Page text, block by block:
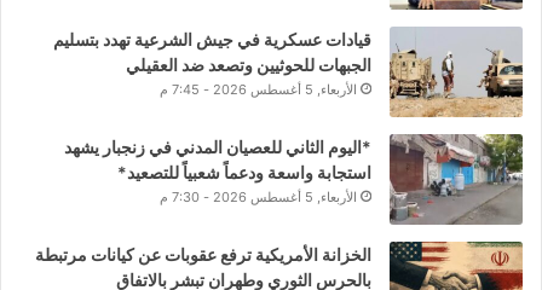
قيادات عسكرية في جيش الشرعية تهدد بتسليم
الجبهات للحوثيين وتصعد ضد العقيلي
الأربعاء, 5 أغسطس 2026 - 7:45 م
*اليوم الثاني للعصيان المدني في زنجبار يشهد
استجابة واسعة ودعماً شعبياً للتصعيد*
الأربعاء, 5 أغسطس 2026 - 7:30 م
الخزانة الأمريكية ترفع عقوبات عن كيانات مرتبطة
بالحرس الثوري وطهران تبشر بالاتفاق